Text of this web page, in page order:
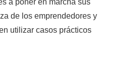
de los emprendedores y
utilizar casos prácticos